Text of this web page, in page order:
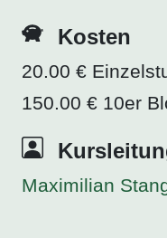
Kosten
20.00 €
150.00 € 10er
Maximilian